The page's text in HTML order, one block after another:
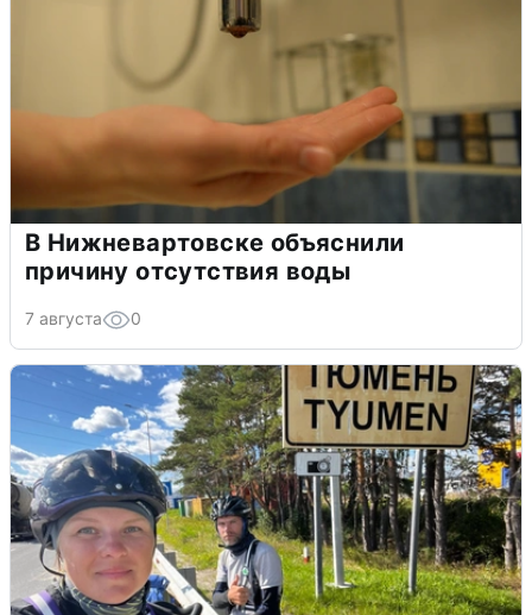
В Нижневартовске объяснили
причину отсутствия воды
7 августа 0